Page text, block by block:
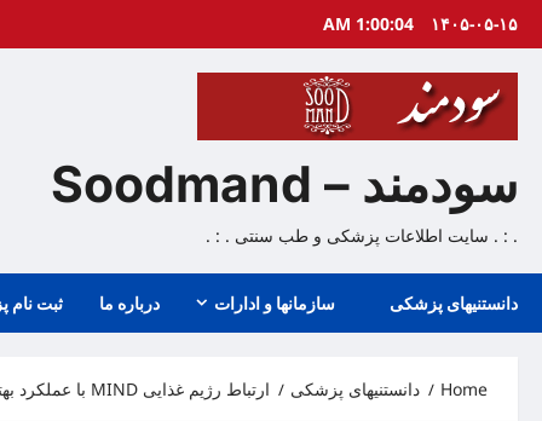
Skip
content
۱۴۰۵-۰۵-۱۵ 1:00:05 AM
سودمند – Soodmand
. : . سایت اطلاعات پزشکی و طب سنتی . : .
دانستنیهای پزشکی سازمانها و ادارات درباره ما ثبت نام
Home دانستنیهای پزشکی ارتباط رژیم غذایی MIND با عملکرد بهتر شناختی در افراد مسن